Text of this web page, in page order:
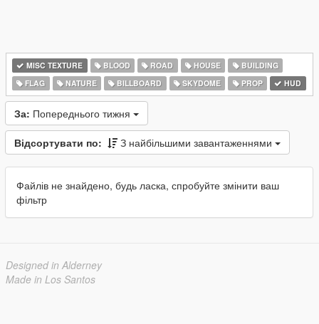
MISC TEXTURE BLOOD ROAD HOUSE
BUILDING
FLAG
NATURE BILLBOARD SKYDOME PROP HUD
За: Попереднього тижня
Відсортувати по: З найбільшими завантаженнями
Файлів не знайдено, будь ласка, спробуйте змінити ваш
фільтр
Designed in Alderney
Made in Los Santos